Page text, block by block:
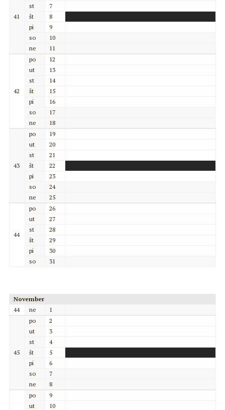
41
st
7
št
8
pi
9
so
10
ne
11
42
po
12
ut
13
st
14
št
15
pi
16
so
17
ne
18
43
po
19
ut
20
st
21
št
22
pi
23
so
24
ne
25
44
po
26
ut
27
st
28
št
29
pi
30
so
31
November
44
ne 1
45
po
2
ut
3
st
4
št
5
pi
6
so
7
ne
8
po
9
ut
10